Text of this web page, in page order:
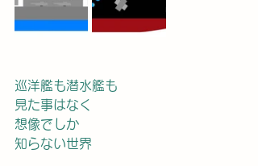
巡洋艦も潜水艦も
見た事はなく
想像でしか
知らない世界